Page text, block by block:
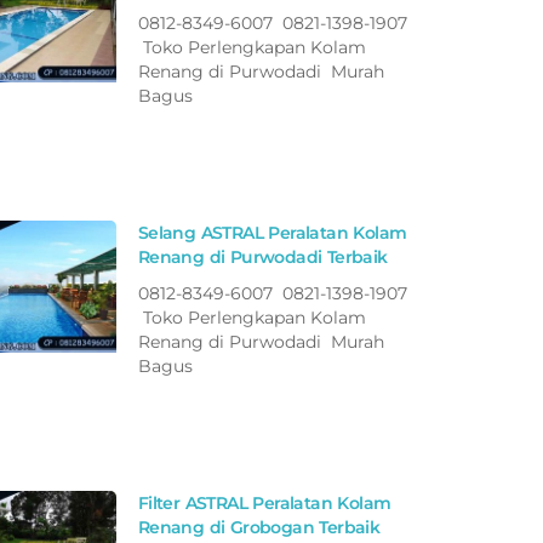
0812-8349-6007 0821-1398-1907
Toko Perlengkapan Kolam
Renang di Purwodadi Murah
Bagus
Selang ASTRAL Peralatan Kolam
Renang di Purwodadi Terbaik
0812-8349-6007 0821-1398-1907
Toko Perlengkapan Kolam
Renang di Purwodadi Murah
Bagus
Filter ASTRAL Peralatan Kolam
Renang di Grobogan Terbaik